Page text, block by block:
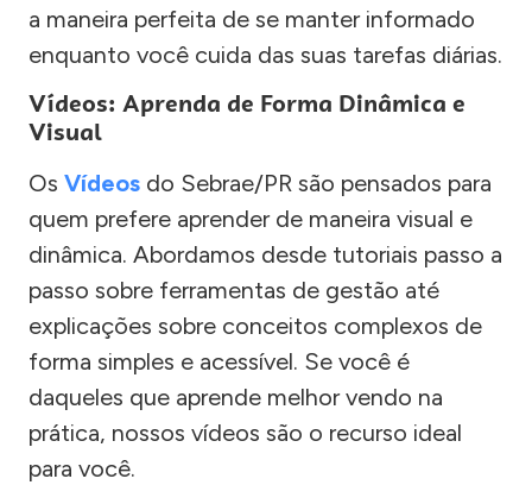
a maneira perfeita de se manter informado
enquanto você cuida das suas tarefas diárias.
Vídeos: Aprenda de Forma Dinâmica e
Visual
Os Vídeos do Sebrae/PR são pensados para
quem prefere aprender de maneira visual e
dinâmica. Abordamos desde tutoriais passo a
passo sobre ferramentas de gestão até
explicações sobre conceitos complexos de
forma simples e acessível. Se você é
daqueles que aprende melhor vendo na
prática, nossos vídeos são o recurso ideal
para você.